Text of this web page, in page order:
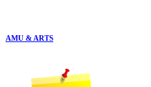
AMU & ARTS